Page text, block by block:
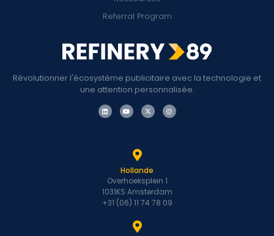
Révolutionner l'écosystème publicitaire avec la technologie et
une attention personnalisée.
Referral Program
Hollande
Overhoeksplein 1
1031KS Amsterdam
+31 (06) 11 74 78 09